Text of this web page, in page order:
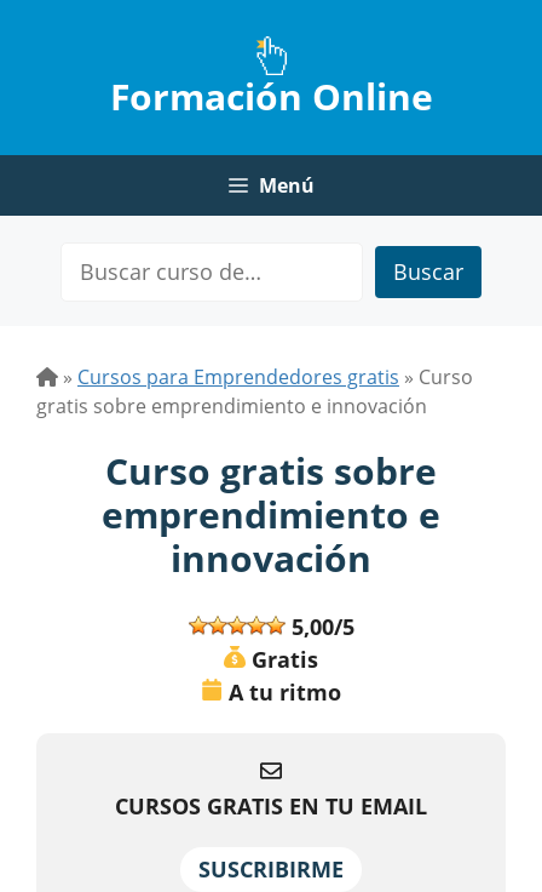
Formación Online
Menú
Buscar
» Cursos para Emprendedores gratis » Curso
gratis sobre emprendimiento e innovación
Curso gratis sobre
emprendimiento e
innovación
5,00/5
Gratis
A tu ritmo
CURSOS GRATIS EN TU EMAIL
SUSCRIBIRME